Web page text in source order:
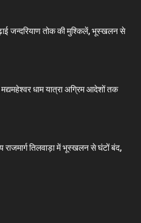
जन्दरियाण तोक की मुश्किलें, भूस्खलन से
धाम यात्रा अग्रिम आदेशों तक
राजमार्ग तिलवाड़ा में भूस्खलन से घंटों बंद,